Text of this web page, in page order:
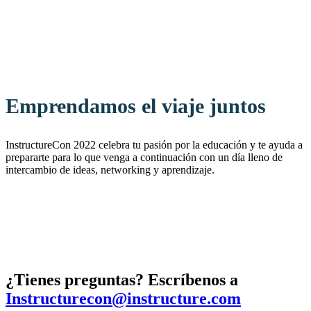
Emprendamos el viaje juntos
InstructureCon 2022 celebra tu pasión por la educación y te ayuda a
prepararte para lo que venga a continuación con un día lleno de
intercambio de ideas, networking y aprendizaje.
¿Tienes preguntas? Escríbenos a
Instructurecon@instructure.com